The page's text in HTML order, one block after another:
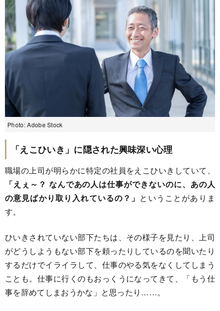
Photo: Adobe Stock
「えこひいき」に隠された興味深い心理
職場の上司が明らかに特定の社員をえこひいきしていて、
「えぇ～？ なんであの人は仕事ができないのに、あの人
の意見ばかり取り入れているの？」 ということがありま
す。
ひいきされていない部下たちは、その様子を見たり、上司
がどうしようもない部下を頼ったりしているのを聞いたり
するだけでイライラして、仕事のやる気をなくしてしまう
ことも。仕事に行くのもおっくうになってきて、「もう仕
事を辞めてしまおうかな」と思ったり……。